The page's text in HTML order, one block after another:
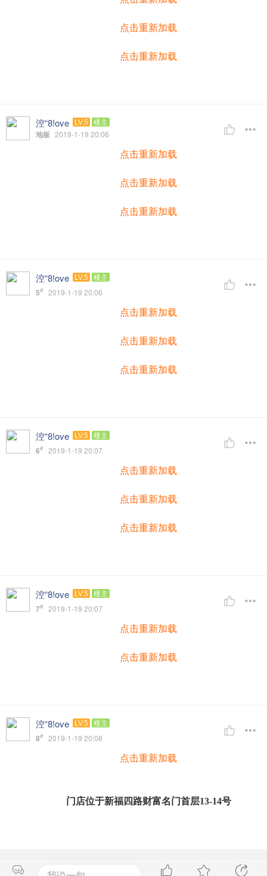
点击重新加载
点击重新加载
涳“8!ove LV.5 楼主
地板 2019-1-19 20:06
点击重新加载
点击重新加载
点击重新加载
涳“8!ove LV.5 楼主
5# 2019-1-19 20:06
点击重新加载
点击重新加载
点击重新加载
涳“8!ove LV.5 楼主
6# 2019-1-19 20:07
点击重新加载
点击重新加载
点击重新加载
涳“8!ove LV.5 楼主
7# 2019-1-19 20:07
点击重新加载
点击重新加载
涳“8!ove LV.5 楼主
8# 2019-1-19 20:08
点击重新加载
门店位于新福四路财富名门首层13-14号